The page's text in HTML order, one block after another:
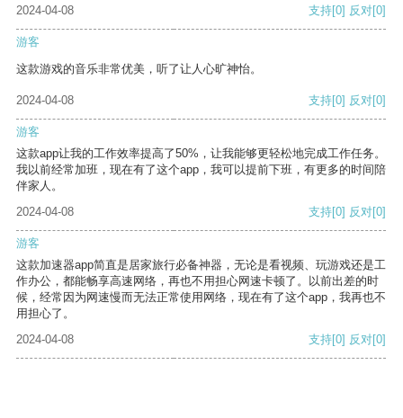
2024-04-08 支持[0] 反对[0]
游客
这款游戏的音乐非常优美，听了让人心旷神怡。
2024-04-08 支持[0] 反对[0]
游客
这款app让我的工作效率提高了50%，让我能够更轻松地完成工作任务。
我以前经常加班，现在有了这个app，我可以提前下班，有更多的时间陪
伴家人。
2024-04-08
支持[0] 反对[0]
游客
这款加速器app简直是居家旅行必备神器，无论是看视频、玩游戏还是工
作办公，都能畅享高速网络，再也不用担心网速卡顿了。以前出差的时
候，经常因为网速慢而无法正常使用网络，现在有了这个app，我再也不
用担心了。
2024-04-08
支持[0] 反对[0]